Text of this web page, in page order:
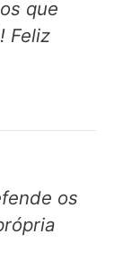
que
Feliz
os